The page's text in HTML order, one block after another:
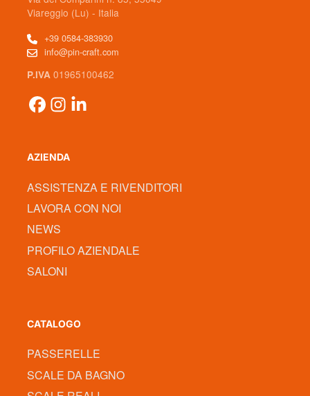
Viareggio (Lu) - Italia
+39 0584-383930
info@pin-craft.com
P.IVA 01965100462
AZIENDA
ASSISTENZA E RIVENDITORI
LAVORA CON NOI
NEWS
PROFILO AZIENDALE
SALONI
CATALOGO
PASSERELLE
SCALE DA BAGNO